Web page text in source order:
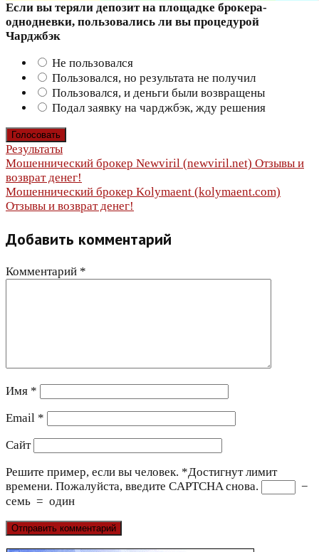
Если вы теряли депозит на площадке брокера-
однодневки, пользовались ли вы процедурой
Чарджбэк
Не пользовался
Пользовался, но результата не получил
Пользовался, и деньги были возвращены
Подал заявку на чарджбэк, жду решения
Результаты
Навигация
по
записям
Мошеннический брокер Newviril (newviril.net) Отзывы и
возврат денег!
Мошеннический брокер Kolymaent (kolymaent.com)
Отзывы и возврат денег!
Добавить комментарий
Комментарий *
Имя *
Email *
Сайт
Решите пример, если вы человек. *Достигнут лимит
времени. Пожалуйста, введите CAPTCHA снова.
−
семь = один